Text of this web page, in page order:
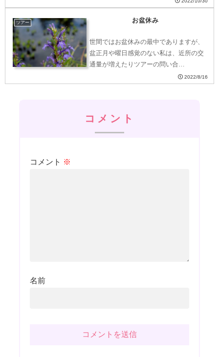
ツアー お盆休み
世間ではお盆休みの最中でありますが、
盆正月や曜日感覚のない私は、近所の交
通量が増えたりツアーの問い合…
2022/8/16
コメント
コメント ※
名前